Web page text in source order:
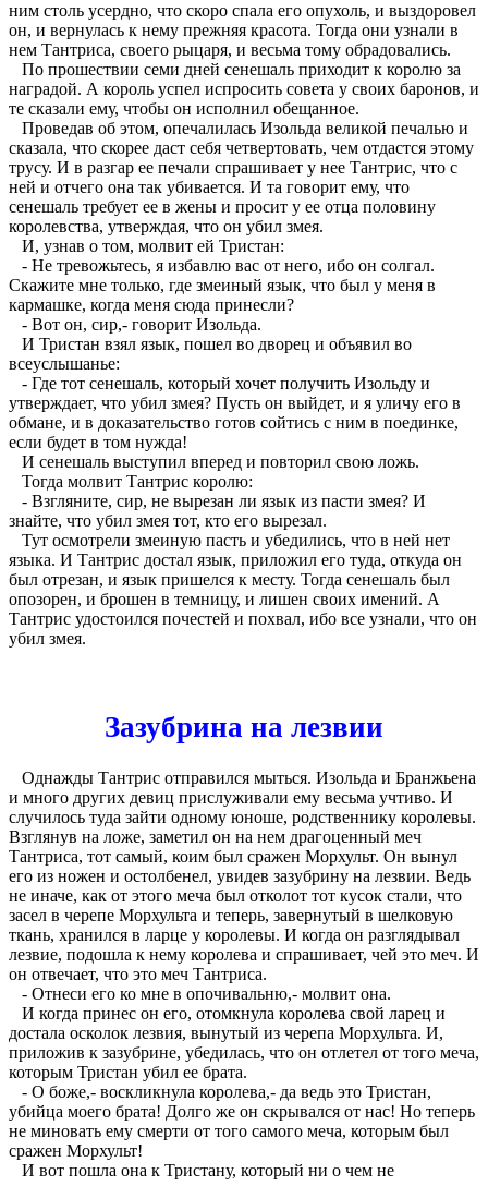
ним столь усердно, что скоро спала его опухоль, и выздоровел
он, и вернулась к нему прежняя красота. Тогда они узнали в
нем Тантриса, своего рыцаря, и весьма тому обрадовались.
По прошествии семи дней сенешаль приходит к королю за
наградой. А король успел испросить совета у своих баронов, и
те сказали ему, чтобы он исполнил обещанное.
Проведав об этом, опечалилась Изольда великой печалью и
сказала, что скорее даст себя четвертовать, чем отдастся этому
трусу. И в разгар ее печали спрашивает у нее Тантрис, что с
ней и отчего она так убивается. И та говорит ему, что
сенешаль требует ее в жены и просит у ее отца половину
королевства, утверждая, что он убил змея.
И, узнав о том, молвит ей Тристан:
- Не тревожьтесь, я избавлю вас от него, ибо он солгал.
Скажите мне только, где змеиный язык, что был у меня в
кармашке, когда меня сюда принесли?
- Вот он, сир,- говорит Изольда.
И Тристан взял язык, пошел во дворец и объявил во
всеуслышанье:
- Где тот сенешаль, который хочет получить Изольду и
утверждает, что убил змея? Пусть он выйдет, и я уличу его в
обмане, и в доказательство готов сойтись с ним в поединке,
если будет в том нужда!
И сенешаль выступил вперед и повторил свою ложь.
Тогда молвит Тантрис королю:
- Взгляните, сир, не вырезан ли язык из пасти змея? И
знайте, что убил змея тот, кто его вырезал.
Тут осмотрели змеиную пасть и убедились, что в ней нет
языка. И Тантрис достал язык, приложил его туда, откуда он
был отрезан, и язык пришелся к месту. Тогда сенешаль был
опозорен, и брошен в темницу, и лишен своих имений. А
Тантрис удостоился почестей и похвал, ибо все узнали, что он
убил змея.
Зазубрина на лезвии
Однажды Тантрис отправился мыться. Изольда и Бранжьена
и много других девиц прислуживали ему весьма учтиво. И
случилось туда зайти одному юноше, родственнику королевы.
Взглянув на ложе, заметил он на нем драгоценный меч
Тантриса, тот самый, коим был сражен Морхульт. Он вынул
его из ножен и остолбенел, увидев зазубрину на лезвии. Ведь
не иначе, как от этого меча был отколот тот кусок стали, что
засел в черепе Морхульта и теперь, завернутый в шелковую
ткань, хранился в ларце у королевы. И когда он разглядывал
лезвие, подошла к нему королева и спрашивает, чей это меч. И
он отвечает, что это меч Тантриса.
- Отнеси его ко мне в опочивальню,- молвит она.
И когда принес он его, отомкнула королева свой ларец и
достала осколок лезвия, вынутый из черепа Морхульта. И,
приложив к зазубрине, убедилась, что он отлетел от того меча,
которым Тристан убил ее брата.
- О боже,- воскликнула королева,- да ведь это Тристан,
убийца моего брата! Долго же он скрывался от нас! Но теперь
не миновать ему смерти от того самого меча, которым был
сражен Морхульт!
И вот пошла она к Тристану, который ни о чем не